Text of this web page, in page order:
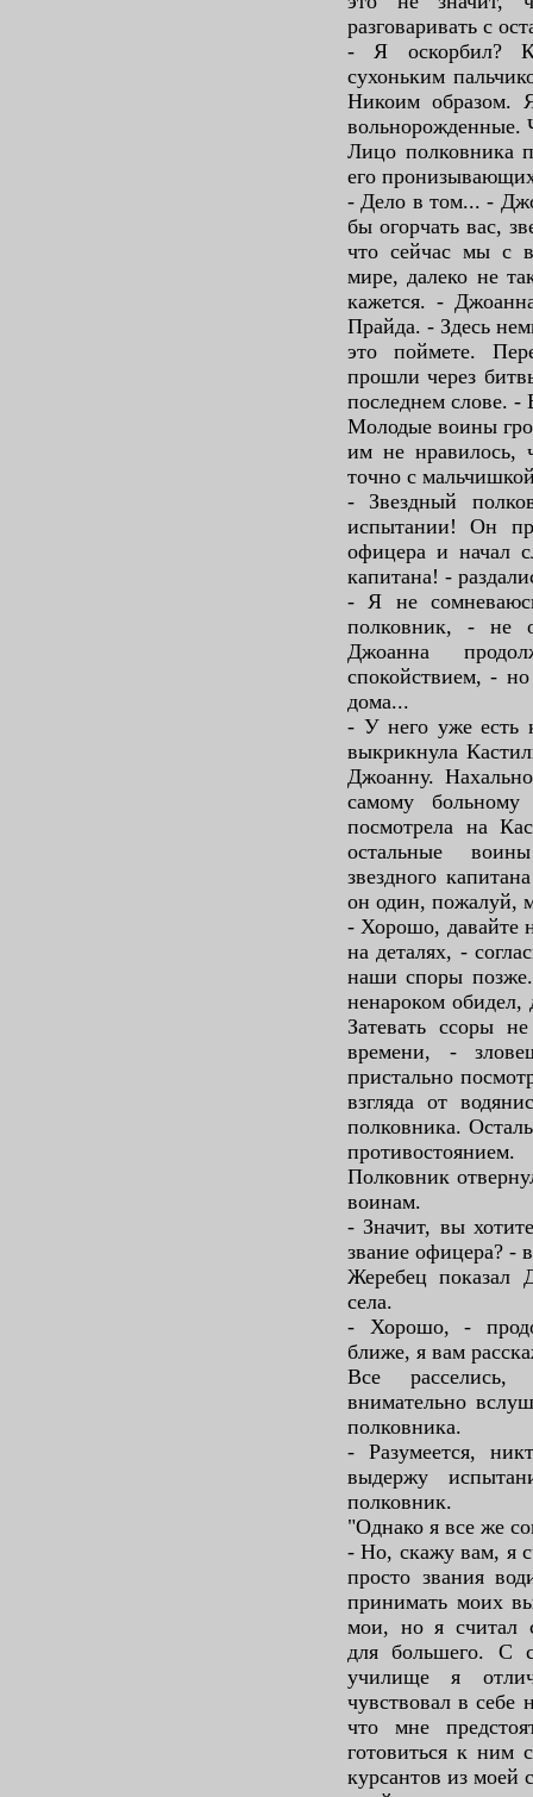
разговаривать с
- Я оскорбил?
сухоньким
Никоим образом.
вольнорожденные.
Лицо полковника
его пронизывающих
- Дело в том... -
бы огорчать вас,
что сейчас мы с
мире, далеко не
кажется. -
Прайда. - Здесь
это поймете.
прошли через
последнем слове.
Молодые воины
им не нравилось,
точно с
- Звездный
испытании! Он
офицера и начал
капитана! -
- Я не
полковник, - не
Джоанна
спокойствием, -
дома...
- У него уже есть
выкрикнула
Джоанну.
самому
посмотрела на
остальные
звездного
он один, пожалуй,
- Хорошо, давайте
на деталях, -
наши споры
ненароком
Затевать ссоры
времени, -
пристально
взгляда от
полковника.
противостоянием.
Полковник
воинам.
- Значит, вы
звание офицера? -
Жеребец показал
села.
- Хорошо, -
ближе, я вам
Все расселись,
внимательно
полковника.
- Разумеется,
выдержу
полковник.
"Однако я все же
- Но, скажу вам, я
просто звания
принимать моих
мои, но я считал
для большего. С
училище я
чувствовал в себе
что мне
готовиться к ним
курсантов из моей